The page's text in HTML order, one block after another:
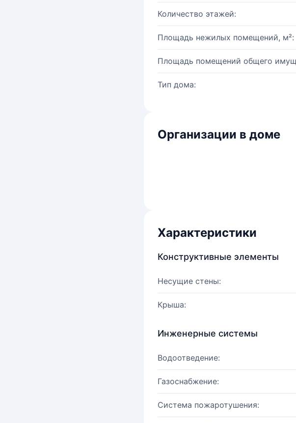
Количество этажей:
Площадь нежилых помещений, м²:
Площадь помещений общего
Тип дома:
Организации в доме
Характеристики
Конструктивные элементы
Несущие стены:
Крыша:
Инженерные системы
Водоотведение:
Газоснабжение:
Система пожаротушения: